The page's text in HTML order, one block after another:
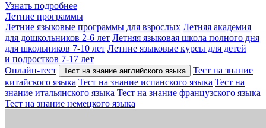
Узнать подробнее
Летние программы
Летние языковые программы для взрослых Летняя академия
для дошкольников 2-6 лет Летняя языковая школа полного дня
для школьников 7-10 лет Летние языковые курсы для детей
и подростков 7-17 лет
Онлайн-тест
Тест на знание английского языка
Тест на знание
китайского языка Тест на знание испанского языка Тест на
знание итальянского языка Тест на знание французского языка
Тест на знание немецкого языка